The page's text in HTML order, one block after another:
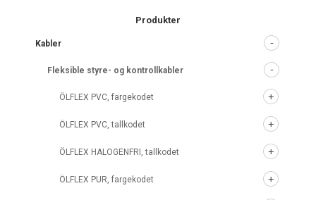
Produkter
Kabler
Fleksible styre- og kontrollkabler
ÖLFLEX PVC, fargekodet
ÖLFLEX PVC, tallkodet
ÖLFLEX HALOGENFRI, tallkodet
ÖLFLEX PUR, fargekodet